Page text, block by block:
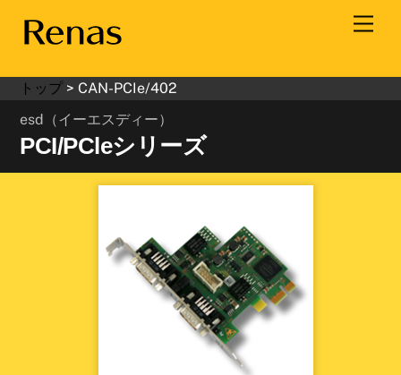
トップ > CAN-PCIe/402
esd（イーエスディー）
PCI/PCleシリーズ